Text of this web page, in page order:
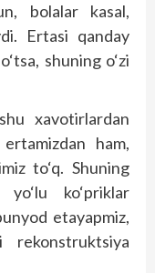
bolalar kasal,
Ertasi qanday
shuning o‘zi
xavotirlardan
ham,
to‘q. Shuning
ko‘priklar
etayapmiz,
rekonstruktsiya